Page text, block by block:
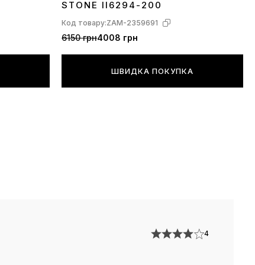
STONE II6294-200
Код товару:ZAM-2359691
6150 грн4008 грн
ШВИДКА ПОКУПКА
4